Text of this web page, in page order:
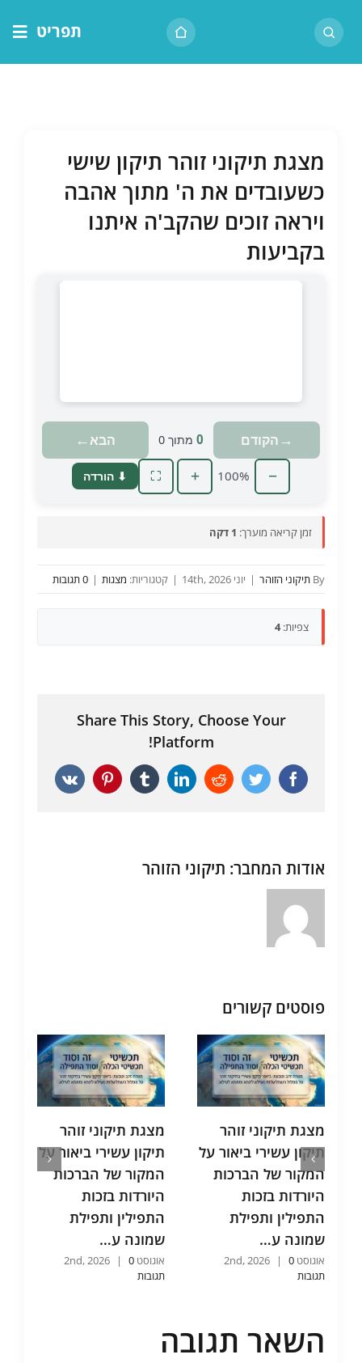
לתוכן
תפריט
שיעור יומי
מאמרים
מצגת תיקוני זוהר תיקון שישי
כשעובדים את ה' מתוך אהבה
ויראה זוכים שהקב'ה איתנו
בקביעות
טוען מצגת…
→הקודם 0 מתוך 0 הבא←
−
100%
+
⛶ ⬇ הורדה
זמן קריאה מוערך: 1 דקה
By תיקוני הזוהר | יוני 14th, 2026 | קטגוריות: מצגות | 0 תגובות
צפיות:4
Share This Story, Choose Your
Platform!
Facebook
Twitter
Reddit
LinkedIn
Tumblr
Pinterest
Vk
אודות המחבר: תיקוני הזוהר
פוסטים קשורים
מצגת תיקוני זוהר
תיקון עשירי ביאור על
המקור של הברכות
היורדות בזכות
התפילין ותפילת
שמונה ע…
אוגוסט 2nd, 2026 |
0
תגובות
מצגת תיקוני זוהר
תיקון עשירי ביאור על
המקור של הברכות
היורדות בזכות
התפילין ותפילת
שמונה ע…
אוגוסט 2nd, 2026 |
0
תגובות
השאר תגובה